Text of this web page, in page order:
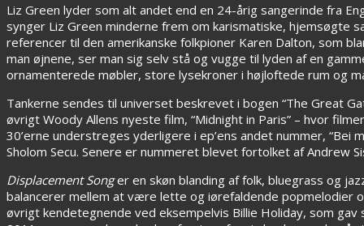
Liz Green lyder som alt andet end en 24-årig sangerinde fra
synger Liz Green minderne frem om karismatiske, hjemsøgte
referencer til den amerikanske folkpioner Karen Dalton, som
man øjnene, ser man sig selv stå og vugge til lyden af en
ornamenterede møbler, store lysekroner i højloftede rum og
Tankerne sendes til universet beskrevet i bogen “The Great
øvrigt Woody Allens nyeste film, “Midnight in Paris” – hvor
30’erne understreges yderligere i ep’ens andet nummer, “Bei
Sholom Secu. Senere er nummeret blevet fortolket af Andrew
Displacement Songer en skøn blanding af folk, bluegrass og
balancerer mellem at være lette og iørefaldende
øvrigt kendetegnende ved eksempelvis Billie Holiday, som